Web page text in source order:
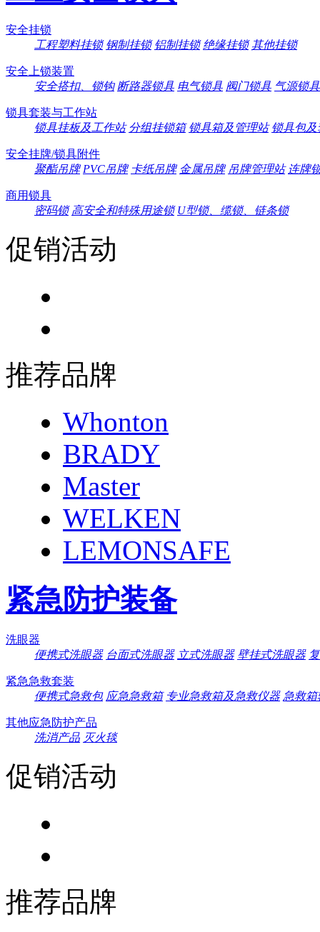
安全挂锁
工程塑料挂锁 钢制挂锁 铝制挂锁 绝缘挂锁 其他挂锁
安全上锁装置
安全搭扣、锁钩 断路器锁具 电气锁具 阀门锁具 气源锁具
锁具套装与工作站
锁具挂板及工作站 分组挂锁箱 锁具箱及管理站 锁具包及
安全挂牌/锁具附件
聚酯吊牌 PVC吊牌 卡纸吊牌 金属吊牌 吊牌管理站 连牌
商用锁具
密码锁 高安全和特殊用途锁 U型锁、缆锁、链条锁
促销活动
推荐品牌
Whonton
BRADY
Master
WELKEN
LEMONSAFE
紧急防护装备
洗眼器
便携式洗眼器 台面式洗眼器 立式洗眼器 壁挂式洗眼器
紧急急救套装
便携式急救包 应急急救箱 专业急救箱及急救仪器 急救箱
其他应急防护产品
洗消产品 灭火毯
促销活动
推荐品牌